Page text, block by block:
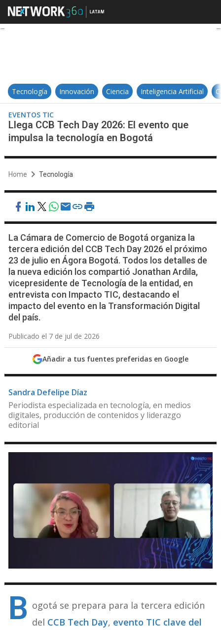
Llega CCB Tech Day 2026: El
Tecnología Innovación Ciencia Inteligencia Artificial
EVENTOS TIC
Llega CCB Tech Day 2026: El evento que
impulsa la tecnología en Bogotá
Home Tecnología
La Cámara de Comercio de Bogotá organiza la
tercera edición del CCB Tech Day 2026 el próximo
23 de julio en Ágora Bogotá. Todos los detalles de
la nueva edición los compartió Jonathan Ardila,
vicepresidente de Tecnología de la entidad, en
entrevista con Impacto TIC, destacando el
impacto del evento en la Transformación Digital
del país.
Publicado el 7 de jul de 2026
Añadir a tus fuentes preferidas en Google
Sandra Defelipe Díaz
Periodista especializada en tecnología, en medios
digitales, producción de contenidos y liderazgo
editorial
B ogotá se prepara para la tercera edición
del CCB Tech Day, evento TIC clave del